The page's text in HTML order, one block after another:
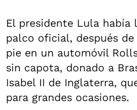
El presidente Lula había
palco oficial, después
pie en un automóvil
sin capota, donado a
Isabel II de Inglaterra,
para grandes ocasiones.